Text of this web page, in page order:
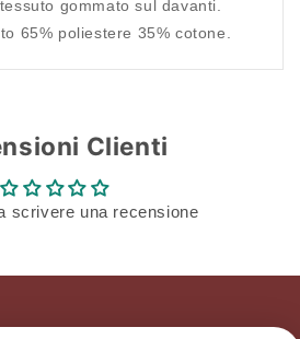
gommato sul davanti.
65% poliestere 35% cotone.
Clienti
scrivere una recensione